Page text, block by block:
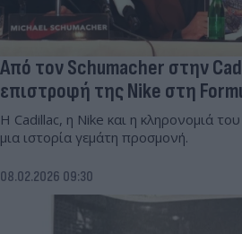
Από τον Schumacher στην
επιστροφή της Nike στη
Η Cadillac, η Nike και η κληρονομιά
μια ιστορία γεμάτη προσμονή.
08.02.2026 09:30